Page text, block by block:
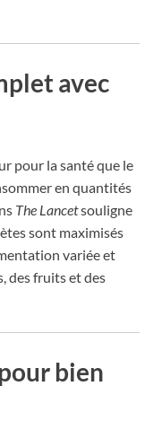
avec
pour la santé que le
en quantités
The Lancetsouligne
sont maximisés
variée et
des fruits et des
bien